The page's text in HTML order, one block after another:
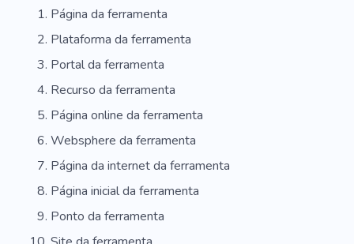
Relógio
Contato
Pedido Personalizado
Digerir
Tempo Total
Contenção
Lavanderia
Forno Correio
Pedido Pessoal
Poligrafia
Educação
Papelaria
Cerimônia Do Chá Para Grupos
Página da ferramenta
Plataforma da ferramenta
Portal da ferramenta
Recurso da ferramenta
Página online da ferramenta
Websphere da ferramenta
Página da internet da ferramenta
Página inicial da ferramenta
Ponto da ferramenta